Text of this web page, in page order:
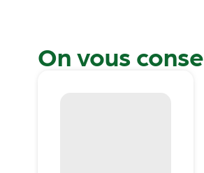
On vous